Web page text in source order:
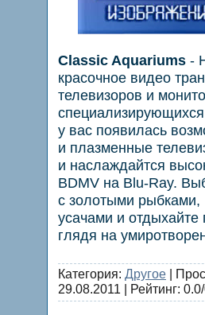
Classic Aquariums -
красочное видео
телевизоров и
у вас появилась
и плазменные
и наслаждайтся
BDMV на Blu-Ray.
с золотыми
усачами и отдыхайте
глядя на
Категория: Другое |
29.08.2011 | Рейтинг: